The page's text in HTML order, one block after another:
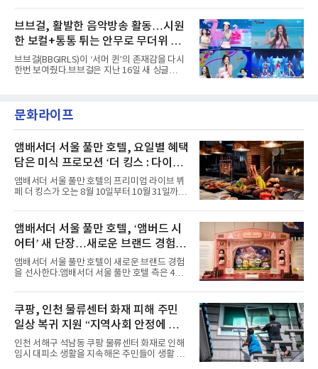
엣을 거침없이 결합했다. 멤버들은 각기 다른 개
성을 살린 스타일링을 선
벌 오디오·음원 스트리밍 플랫폼 스포티파이에
서 27일 자로 누적 재생 수 2억 회를 돌파했
다”고 밝혔다.곡이 발표된 지 약 10개월 만이다.
팀의 첫 번째 2억 스트리밍 곡은 동일 음반에 수
록된 ‘GO!’다. 이 노래는 공개 약 9개월 만인 지
난달 26일 자에 2억 고지를 밟았다. 이는 최근 5
년 내 데뷔한 보이그룹의 곡 중 최단기 2억 달성
했다. “내 티, 5 bucks 바지는, 만원” 등 멤버들
의 라이프 스타일
브브걸, 활발한 음악방송 활동…시원
한 보컬+통통 튀는 안무로 무더위 사
냥
브브걸(BBGIRLS)이 ‘서머 퀸’의 존재감을 다시
한번 보여줬다.브브걸은 지난 16일 새 싱글
MBC '쇼! 음악중심', SBS '인기가요' 등 주요 음
악방송 무대에 올라 화려한 퍼포먼스를 펼쳤다.
력을 앞세워 매 무대 색다른 볼거리를 선사했다.
특히 화사한 파스텔 톤의 비치웨어부터 청량한
마린룩, 햇살 아래 반짝이는 물결을 연상시키는
스커트, 강렬한 붉은 계열의 스타일링까지 각기
다른 매력을 선보였다. 브브걸은 다채로운 여름
패션을 완벽하게 소화하며 보
문화라이프
앰배서더 서울 풀만 호텔, 요일별 혜택
담은 미식 프로모션 ‘더 킹스 : 다이닝
프리빌리지즈’ 선봬
앰배서더 서울 풀만 호텔의 프리미엄 라이브 뷔
페 더 킹스가 오는 8월 10일부터 10월 31일까지
즈’를 선보인다.앰배서더 서울 풀만 호텔 측은
“요일마다 다른 즐거움과 한층 깊어진 미식의 여
유를 경험할 수 있도록 기획했다”고 밝혔다.먼저
월요일과 화요일에는 한 주의 문을 여는 여유로
운 식사를 테마로 다양한 혜택이 마련된다. 런치
이용 시 성인 5인 이상 사전 예약 고객에게 성인
1인 무료 혜택을 제공하며, 디너 이용 시에는 성
유료 회원 고객을 대상으로 5% 추가 할인 또는
바우처 1매 추가
앰배서더 서울 풀만 호텔, ‘앰버드 시
어터’ 새 단장…새로운 브랜드 경험 선
사
앰배서더 서울 풀만 호텔이 새로운 브랜드 경험
을 선사한다.앰배서더 서울 풀만 호텔 측은 4일
이야기를 담은 인형 극장 콘셉트의 공간 ‘앰버드
시어터(Ambird Theater)’를 새롭게 선보인
다”고 밝혔다.앰배서더 서울 풀만 호텔은 로비
한편에 마련된 앰버드 존을 통해 앰버드의 세계
관을 소개해왔다. 앰버드 존은 앰버드가 우주여
행 중 수집한 다양한 굿즈를 전시한 '앰버드 플래
닛(Ambird Planet)과 계절별 플라워 연출로 사
쿠팡, 인천 물류센터 화재 피해 주민
일상 복귀 지원 “지역사회 안정에 총
력”
인천 서해구 석남동 쿠팡 물류센터 화재로 인해
임시 대피소 생활을 지속해온 주민들이 생활 터